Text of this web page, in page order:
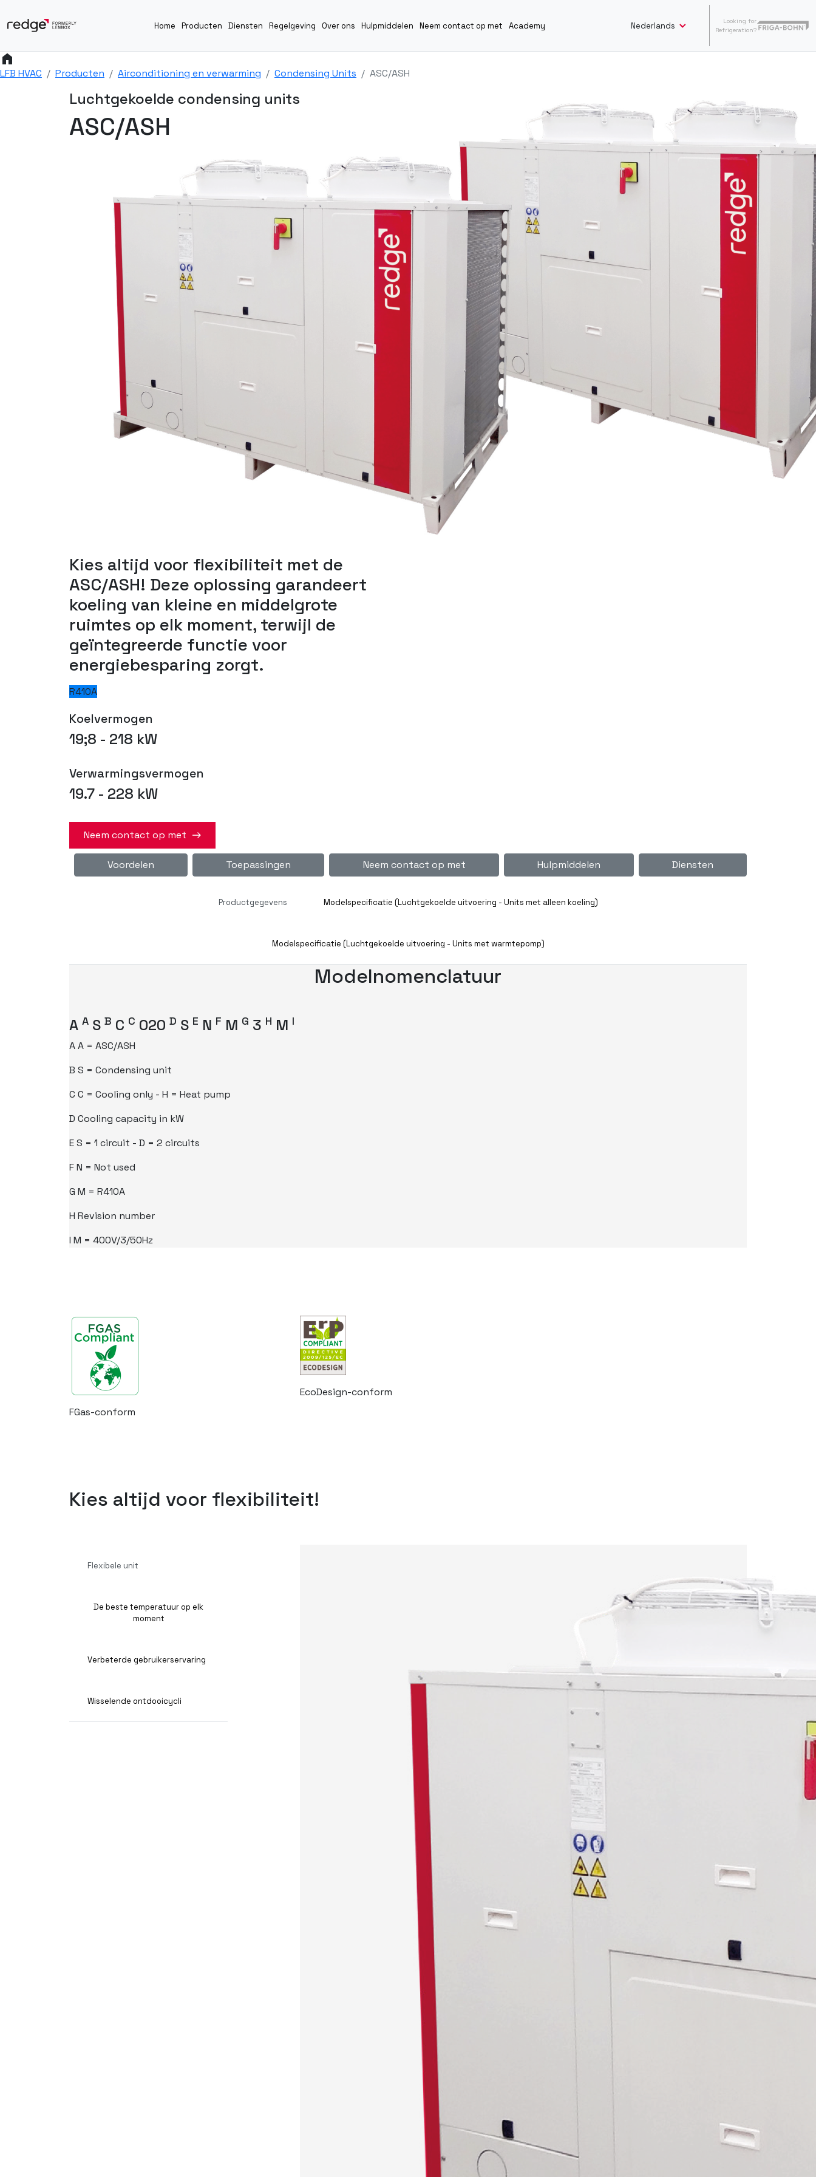
Home Producten Diensten Regelgeving Over ons Hulpmiddelen Neem contact op met Academy Nederlands
Looking for
Refrigeration?
home
LFB HVAC Producten Airconditioning en verwarming Condensing Units ASC/ASH
Luchtgekoelde condensing units
ASC/ASH
Kies altijd voor flexibiliteit met de
ASC/ASH! Deze oplossing garandeert
koeling van kleine en middelgrote
ruimtes op elk moment, terwijl de
geïntegreerde functie voor
energiebesparing zorgt.
R410A
Koelvermogen
19;8 - 218 kW
Verwarmingsvermogen
19.7 - 228 kW
Neem contact op met
Voordelen Toepassingen Neem contact op met Hulpmiddelen Diensten
Productgegevens Modelspecificatie (Luchtgekoelde uitvoering - Units met alleen koeling)
Modelspecificatie (Luchtgekoelde uitvoering - Units met warmtepomp)
Modelnomenclatuur
A A S B C C 020 D S E N F M G 3 H M I
AA = ASC/ASH
B S = Condensing unit
C C = Cooling only - H = Heat pump
D Cooling capacity in kW
ES = 1 circuit - D = 2 circuits
FN = Not used
G M = R410A
H Revision number
I M = 400V/3/50Hz
FGas-conform
EcoDesign-conform
Kies altijd voor flexibiliteit!
Flexibele unit
De beste temperatuur op elk
moment
Verbeterde gebruikerservaring
Wisselende ontdooicycli